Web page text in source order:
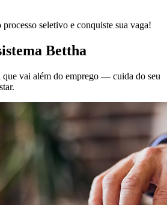
seletivo e conquiste sua vaga!
Bettha
vai além do emprego — cuida do seu